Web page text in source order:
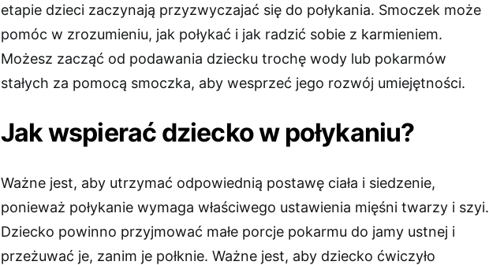
etapie dzieci zaczynają przyzwyczajać się do połykania. Smoczek może
pomóc w zrozumieniu, jak połykać i jak radzić sobie z karmieniem.
Możesz zacząć od podawania dziecku trochę wody lub pokarmów
stałych za pomocą smoczka, aby wesprzeć jego rozwój umiejętności.
Jak wspierać dziecko w połykaniu?
Ważne jest, aby utrzymać odpowiednią postawę ciała i siedzenie,
ponieważ połykanie wymaga właściwego ustawienia mięśni twarzy i szyi.
Dziecko powinno przyjmować małe porcje pokarmu do jamy ustnej i
przeżuwać je, zanim je połknie. Ważne jest, aby dziecko ćwiczyło